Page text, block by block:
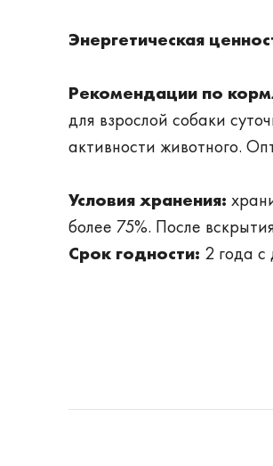
Энергетическая
Рекомендации по
для взрослой собаки
активности животного.
Условия хранения:
более 75%. После
Срок годности: 2 года с